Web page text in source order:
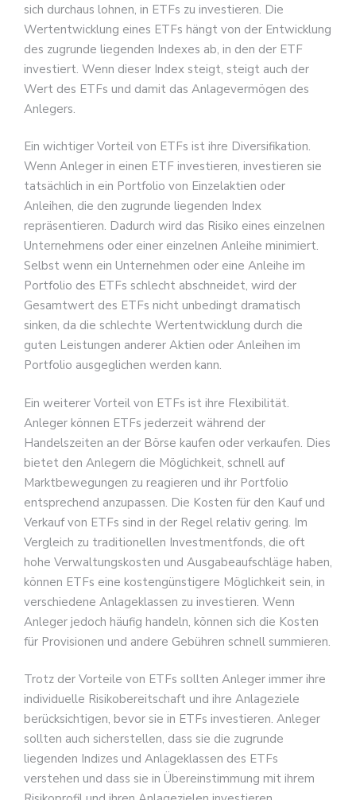
sich durchaus lohnen, in ETFs zu investieren. Die
Wertentwicklung eines ETFs hängt von der Entwicklung
des zugrunde liegenden Indexes ab, in den der ETF
investiert. Wenn dieser Index steigt, steigt auch der
Wert des ETFs und damit das Anlagevermögen des
Anlegers.
Ein wichtiger Vorteil von ETFs ist ihre Diversifikation.
Wenn Anleger in einen ETF investieren, investieren sie
tatsächlich in ein Portfolio von Einzelaktien oder
Anleihen, die den zugrunde liegenden Index
repräsentieren. Dadurch wird das Risiko eines einzelnen
Unternehmens oder einer einzelnen Anleihe minimiert.
Selbst wenn ein Unternehmen oder eine Anleihe im
Portfolio des ETFs schlecht abschneidet, wird der
Gesamtwert des ETFs nicht unbedingt dramatisch
sinken, da die schlechte Wertentwicklung durch die
guten Leistungen anderer Aktien oder Anleihen im
Portfolio ausgeglichen werden kann.
Ein weiterer Vorteil von ETFs ist ihre Flexibilität.
Anleger können ETFs jederzeit während der
Handelszeiten an der Börse kaufen oder verkaufen. Dies
bietet den Anlegern die Möglichkeit, schnell auf
Marktbewegungen zu reagieren und ihr Portfolio
entsprechend anzupassen. Die Kosten für den Kauf und
Verkauf von ETFs sind in der Regel relativ gering. Im
Vergleich zu traditionellen Investmentfonds, die oft
hohe Verwaltungskosten und Ausgabeaufschläge haben,
können ETFs eine kostengünstigere Möglichkeit sein, in
verschiedene Anlageklassen zu investieren. Wenn
Anleger jedoch häufig handeln, können sich die Kosten
für Provisionen und andere Gebühren schnell summieren.
Trotz der Vorteile von ETFs sollten Anleger immer ihre
individuelle Risikobereitschaft und ihre Anlageziele
berücksichtigen, bevor sie in ETFs investieren. Anleger
sollten auch sicherstellen, dass sie die zugrunde
liegenden Indizes und Anlageklassen des ETFs
verstehen und dass sie in Übereinstimmung mit ihrem